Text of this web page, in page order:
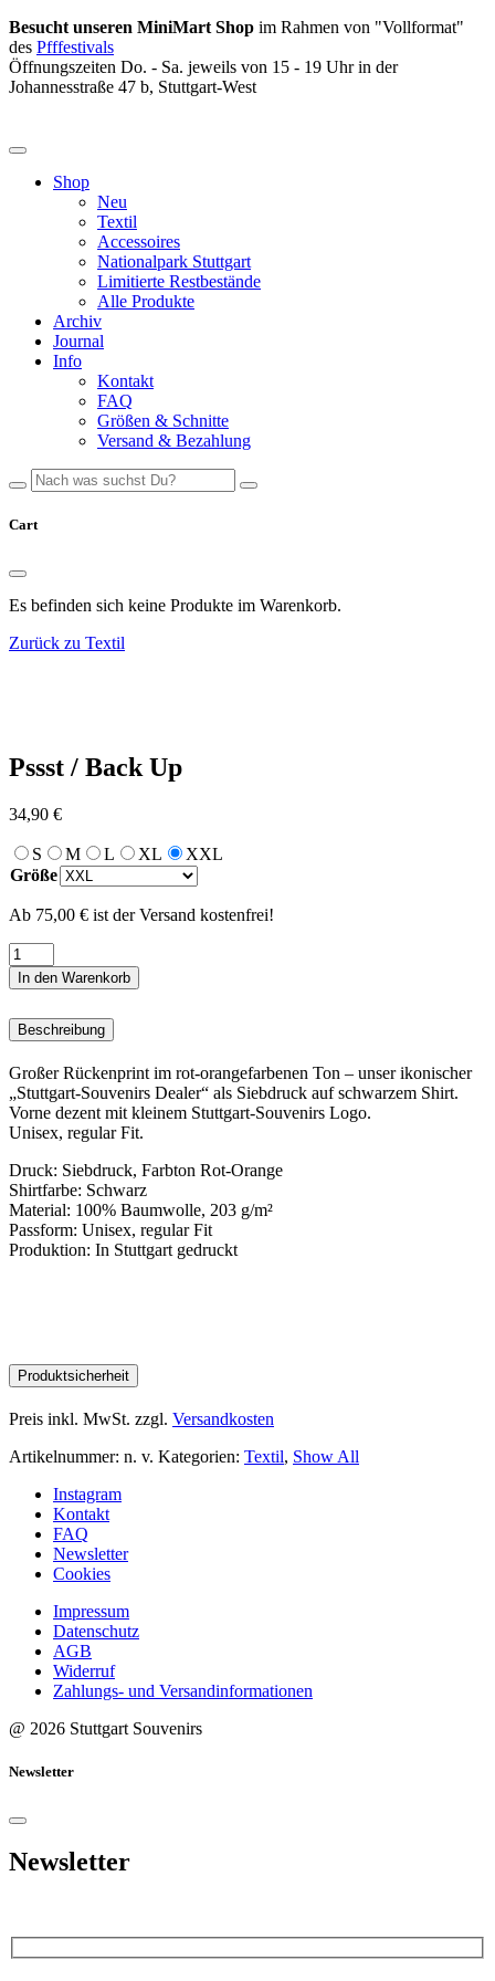
Besucht unseren MiniMart Shop im Rahmen von "Vollformat"
des Pfffestivals
Öffnungszeiten Do. - Sa. jeweils von 15 - 19 Uhr in der
Johannesstraße 47 b, Stuttgart-West
Shop
Neu
Textil
Accessoires
Nationalpark Stuttgart
Limitierte Restbestände
Alle Produkte
Archiv
Journal
Info
Kontakt
FAQ
Größen & Schnitte
Versand & Bezahlung
Cart
Es befinden sich keine Produkte im Warenkorb.
Zurück zu Textil
Pssst / Back Up
34,90 €
S M L XL
XXL
Größe
Ab 75,00 € ist der Versand kostenfrei!
Pssst
/
Back
Menge
In den Warenkorb
Beschreibung
Großer Rückenprint im rot-orangefarbenen Ton – unser ikonischer
„Stuttgart-Souvenirs Dealer“ als Siebdruck auf schwarzem Shirt.
Vorne dezent mit kleinem Stuttgart-Souvenirs Logo.
Unisex, regular Fit.
Druck: Siebdruck, Farbton Rot-Orange
Shirtfarbe: Schwarz
Material: 100% Baumwolle, 203 g/m²
Passform: Unisex, regular Fit
Produktion: In Stuttgart gedruckt
Produktsicherheit
Preis inkl. MwSt. zzgl. Versandkosten
Artikelnummer: n. v. Kategorien: Textil, Show All
Instagram
Kontakt
FAQ
Newsletter
Cookies
Impressum
Datenschutz
AGB
Widerruf
Zahlungs- und Versandinformationen
@ 2026 Stuttgart Souvenirs
Newsletter
Newsletter